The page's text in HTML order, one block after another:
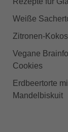
Weiße
Zitronen-
Vegane
Cookies
Erdbeertorte
Mandelbiskuit